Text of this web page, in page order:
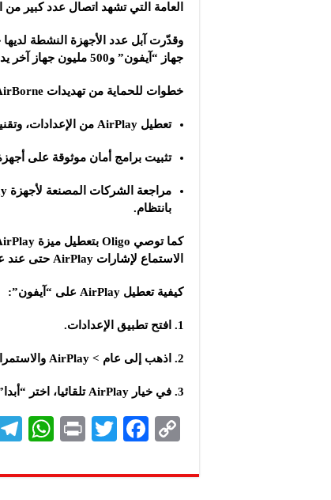
العامة التي تشهد اتصال عدد كبير
جهاز “آيفون” و500 مليون جهاز آخر يدعم AirPlay، ما يعكس حجم الخطر الذي تمثله هذه الثغرات.
خطوات للحماية من تهديدات AirBorne
تعطيل AirPlay من الإعدادات، وتقنين الوصول ليشمل “المستخدم الحالي” فقط.
تثبيت برامج أمان موثوقة على
بانتظام.
الاستماع لإشارات AirPlay حتى عند عدم استخدامه، ما يوسّع “سطح الهجوم” أمام القراصنة.
كيفية تعطيل AirPlay على “آيفون”:
افتح تطبيق الإعدادات.
اذهب إلى عام > AirPlay والاستمرارية.
في خيار AirPlay تلقائيا، اختر “أبدا”.
C
p
F
eb
T
tt
P
nt
W
at